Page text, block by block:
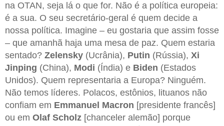
na OTAN, seja lá o que for. Não é a política europeia:
é a sua. O seu secretário-geral é quem decide a
nossa política. Imagine – eu gostaria que assim fosse
– que amanhã haja uma mesa de paz. Quem estaria
sentado? Zelensky (Ucrânia), Putin (Rússia), Xi
Jinping (China), Modi (Índia) e Biden (Estados
Unidos). Quem representaria a Europa? Ninguém.
Não temos líderes. Polacos, estônios, lituanos não
confiam em Emmanuel Macron [presidente francês]
ou em Olaf Scholz [chanceler alemão] porque